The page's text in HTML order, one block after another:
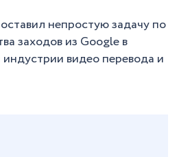
непростую задачу по
заходов из Google в
видео перевода и